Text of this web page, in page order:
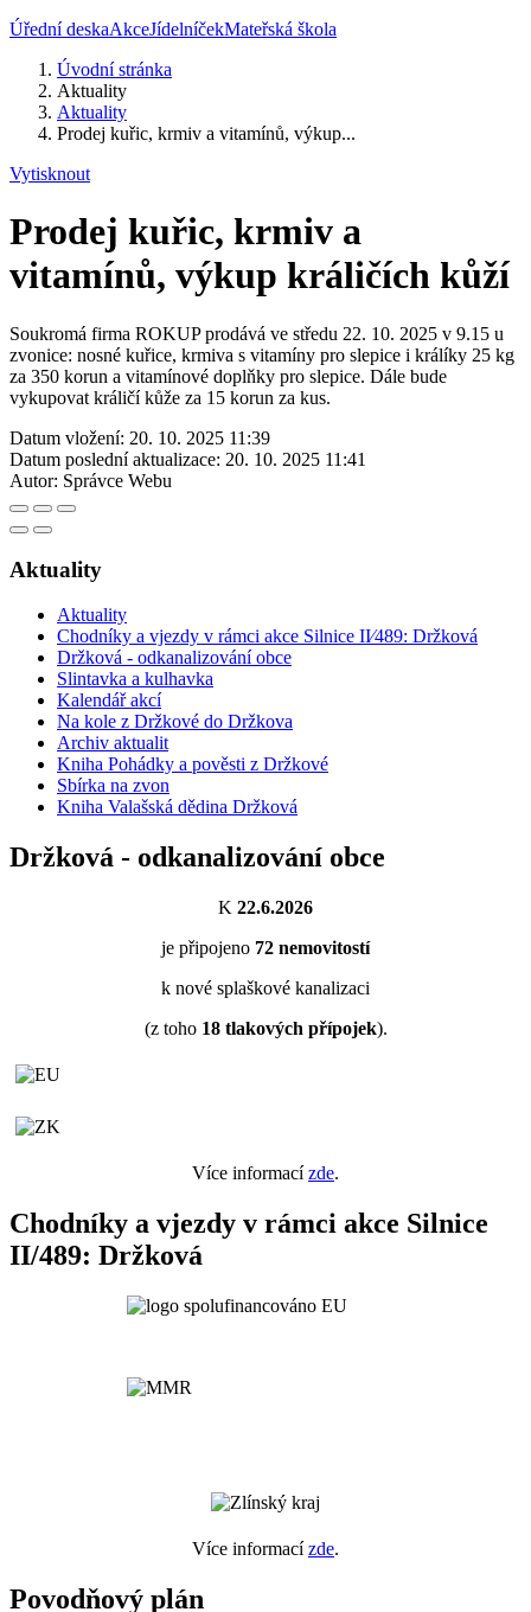
Úřední deskaAkceJídelníčekMateřská škola
Úvodní stránka
Aktuality
Aktuality
Prodej kuřic, krmiv a vitamínů, výkup...
Vytisknout
Prodej kuřic, krmiv a
vitamínů, výkup králičích kůží
Soukromá firma ROKUP prodává ve středu 22. 10. 2025 v 9.15 u
zvonice: nosné kuřice, krmiva s vitamíny pro slepice i králíky 25 kg
za 350 korun a vitamínové doplňky pro slepice. Dále bude
vykupovat králičí kůže za 15 korun za kus.
Datum vložení: 20. 10. 2025 11:39
Datum poslední aktualizace: 20. 10. 2025 11:41
Autor: Správce Webu
Aktuality
Aktuality
Chodníky a vjezdy v rámci akce Silnice II⁄489: Držková
Držková - odkanalizování obce
Slintavka a kulhavka
Kalendář akcí
Na kole z Držkové do Držkova
Archiv aktualit
Kniha Pohádky a pověsti z Držkové
Sbírka na zvon
Kniha Valašská dědina Držková
Držková - odkanalizování obce
K 22.6.2026
je připojeno 72 nemovitostí
k nové splaškové kanalizaci
(z toho 18tlakových přípojek).
Více informacízde.
Chodníky a vjezdy v rámci akce Silnice
II/489: Držková
Více informacízde.
Povodňový plán